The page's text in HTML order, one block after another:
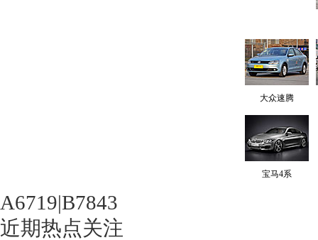
大众速腾
宝马4系
A6719|B7843
近期热点关注